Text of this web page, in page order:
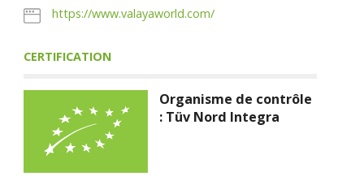
https://www.valayaworld.com/
CERTIFICATION
Organisme de contrôle
: Tüv Nord Integra